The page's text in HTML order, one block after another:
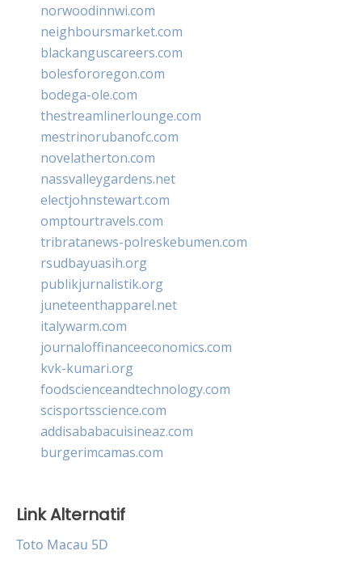
norwoodinnwi.com
neighboursmarket.com
blackanguscareers.com
bolesfororegon.com
bodega-ole.com
thestreamlinerlounge.com
mestrinorubanofc.com
novelatherton.com
nassvalleygardens.net
electjohnstewart.com
omptourtravels.com
tribratanews-polreskebumen.com
rsudbayuasih.org
publikjurnalistik.org
juneteenthapparel.net
italywarm.com
journaloffinanceeconomics.com
kvk-kumari.org
foodscienceandtechnology.com
scisportsscience.com
addisababacuisineaz.com
burgerimcamas.com
Link Alternatif
Toto Macau 5D